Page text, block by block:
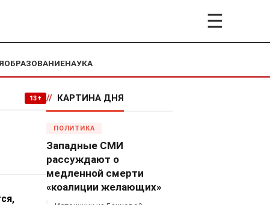
☰
ОБРАЗОВАНИЕНАУКА
13+ // КАРТИНА ДНЯ
ПОЛИТИКА
Западные СМИ
рассуждают о
медленной смерти
«коалиции желающих»